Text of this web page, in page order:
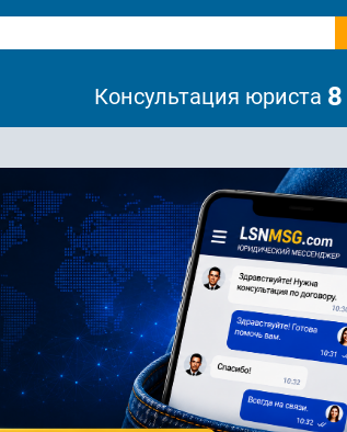
Консультация юриста